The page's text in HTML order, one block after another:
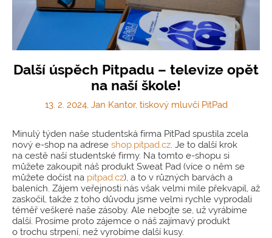
Další úspěch Pitpadu – televize opět
na naší škole!
13. 2. 2024, Jan Kantor, tiskový mluvčí PitPad
Minulý týden naše studentská firma PitPad spustila zcela
nový e-shop na adrese shop.pitpad.cz. Je to další krok
na cestě naší studentské firmy. Na tomto e-shopu si
můžete zakoupit náš produkt Sweat Pad (více o něm se
můžete dočíst na pitpad.cz), a to v různých barvách a
baleních. Zájem veřejnosti nás však velmi mile překvapil, až
zaskočil, takže z toho důvodu jsme velmi rychle vyprodali
téměř veškeré naše zásoby. Ale nebojte se, už vyrábíme
další. Prosíme proto zájemce o náš zajímavý produkt
o trochu strpení, než vyrobíme další kusy.